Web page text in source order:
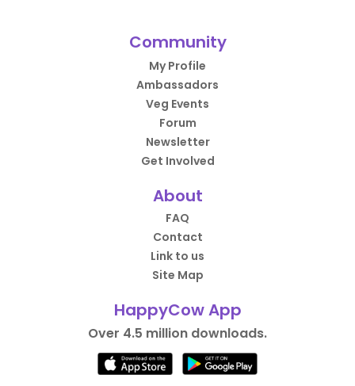
Community
My Profile
Ambassadors
Veg Events
Forum
Newsletter
Get Involved
About
FAQ
Contact
Link to us
Site Map
HappyCow App
Over 4.5 million downloads.